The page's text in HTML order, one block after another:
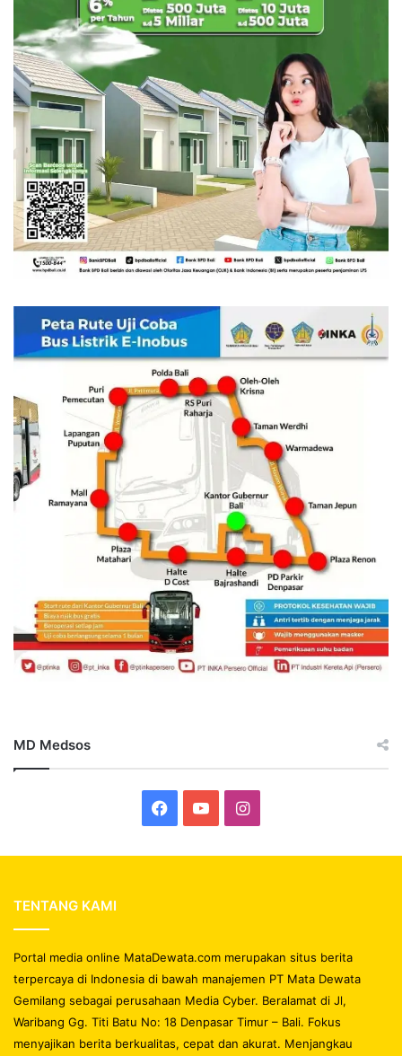
MD Medsos
Facebook
YouTubeInstagram
TENTANG KAMI
Portal media online MataDewata.com merupakan situs berita
terpercaya di Indonesia di bawah manajemen PT Mata Dewata
Gemilang sebagai perusahaan Media Cyber. Beralamat di Jl,
Waribang Gg. Titi Batu No: 18 Denpasar Timur – Bali. Fokus
menyajikan berita berkualitas, cepat dan akurat. Menjangkau